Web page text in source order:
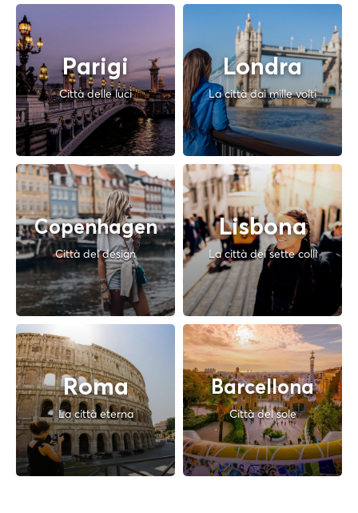
Parigi
Città delle luci
Londra
La città dai mille volti
Copenhagen
Città del design
Lisbona
La città dei sette colli
Roma
La città eterna
Barcellona
Città del sole